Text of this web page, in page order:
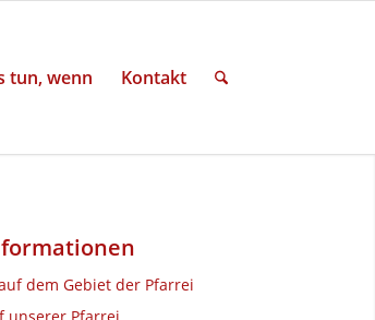
tun, wenn Kontakt
dem Gebiet der Pfarrei